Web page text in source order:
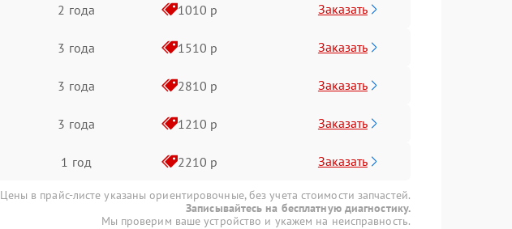
2 года 1010 р Заказать
3 года 1510 р Заказать
3 года 2810 р Заказать
3 года 1210 р Заказать
1 год 2210 р Заказать
Цены в прайс-листе указаны ориентировочные, без учета стоимости запчастей.
Записывайтесь на бесплатную диагностику.
Мы проверим ваше устройство и укажем на неисправность.